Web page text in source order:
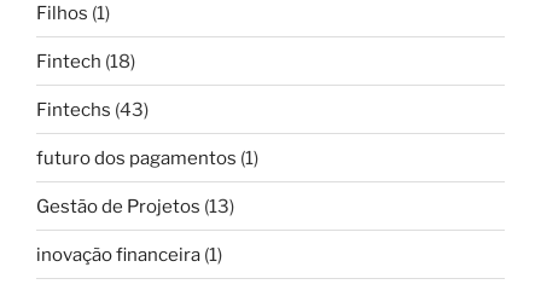
Filhos (1)
Fintech (18)
Fintechs (43)
futuro dos pagamentos (1)
Gestão de Projetos (13)
inovação financeira (1)